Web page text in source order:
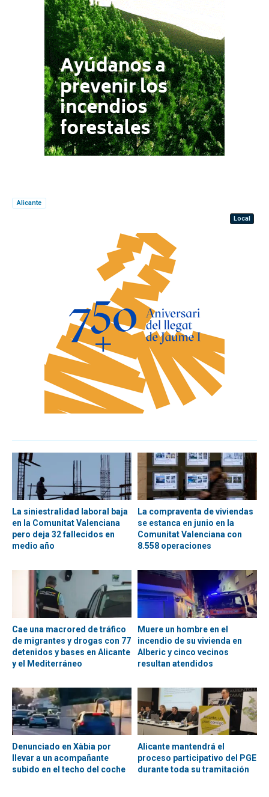
Alicante
Local
La siniestralidad laboral baja
en la Comunitat Valenciana
pero deja 32 fallecidos en
medio año
La compraventa de viviendas
se estanca en junio en la
Comunitat Valenciana con
8.558 operaciones
Cae una macrored de tráfico
de migrantes y drogas con 77
detenidos y bases en Alicante
y el Mediterráneo
Muere un hombre en el
incendio de su vivienda en
Alberic y cinco vecinos
resultan atendidos
Denunciado en Xàbia por
llevar a un acompañante
subido en el techo del coche
Alicante mantendrá el
proceso participativo del PGE
durante toda su tramitación